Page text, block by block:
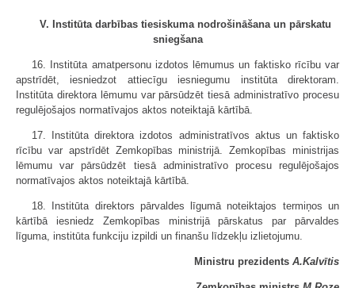
V. Institūta darbības tiesiskuma nodrošināšana un pārskatu
sniegšana
16. Institūta amatpersonu izdotos lēmumus un faktisko rīcību var
apstrīdēt, iesniedzot attiecīgu iesniegumu institūta direktoram.
Institūta direktora lēmumu var pārsūdzēt tiesā administratīvo procesu
regulējošajos normatīvajos aktos noteiktajā kārtībā.
17. Institūta direktora izdotos administratīvos aktus un faktisko
rīcību var apstrīdēt Zemkopības ministrijā. Zemkopības ministrijas
lēmumu var pārsūdzēt tiesā administratīvo procesu regulējošajos
normatīvajos aktos noteiktajā kārtībā.
18. Institūta direktors pārvaldes līgumā noteiktajos termiņos un
kārtībā iesniedz Zemkopības ministrijā pārskatus par pārvaldes
līguma, institūta funkciju izpildi un finanšu līdzekļu izlietojumu.
Ministru prezidents A.Kalvītis